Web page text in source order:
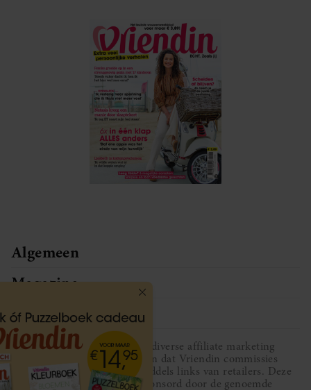
Algemeen
Magazine
Service
Vriendin participeert in diverse affiliate marketing
programma’s, dat houdt in dat Vriendin commissies
ontvangt voor aankopen middels links van retailers. Deze
website wordt niet gesponsord door de genoemde